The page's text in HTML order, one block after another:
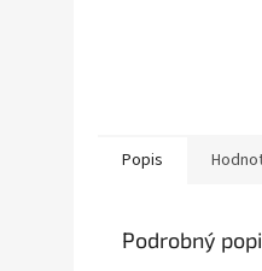
Popis
Podrobný